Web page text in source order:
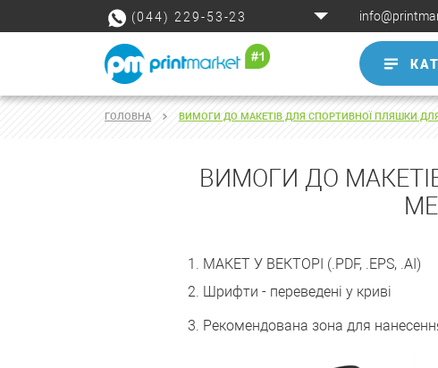
(044) 229-53-23
ГОЛОВНА ВИМОГИ ДО МАКЕТІВ ДЛЯ СПОРТИВНОЇ ПЛЯШКИ
ВИМОГИ ДО
1. МАКЕТ У ВЕКТОРІ (.PDF, .EPS, .AI)
2. Шрифти - переведені у криві
3. Рекомендована зона для